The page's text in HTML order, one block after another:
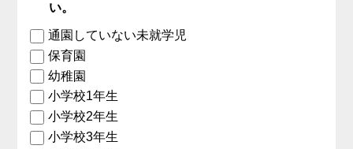
い。
通園していない未就学児
保育園
幼稚園
小学校1年生
小学校2年生
小学校3年生